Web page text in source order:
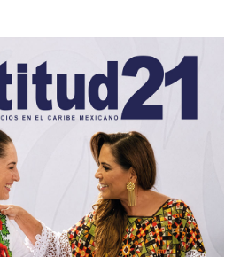
criterios ambientales, sociales y de
y mejora continua alineados con los
de espacios seguros e incluyentes
de violencia de género, zonas
y sombra.